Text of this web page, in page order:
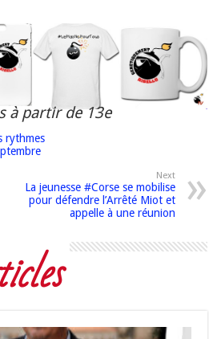
à partir de 13e
rythmes
Next
La jeunesse #Corse se mobilise
pour défendre l’Arrêté Miot et
appelle à une réunion